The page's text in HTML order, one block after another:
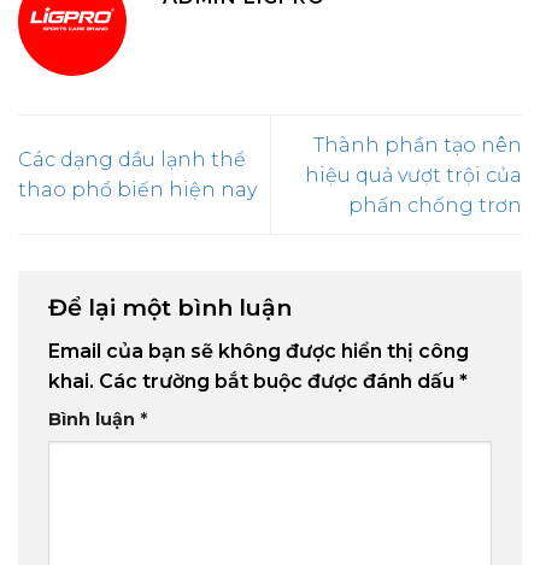
Các dạng dầu lạnh thể
thao phổ biến hiện nay
Thành phần tạo nên
hiệu quả vượt trội của
phấn chống trơn
Để lại một bình luận
Email của bạn sẽ không được hiển thị công
khai. Các trường bắt buộc được đánh dấu *
Bình luận *